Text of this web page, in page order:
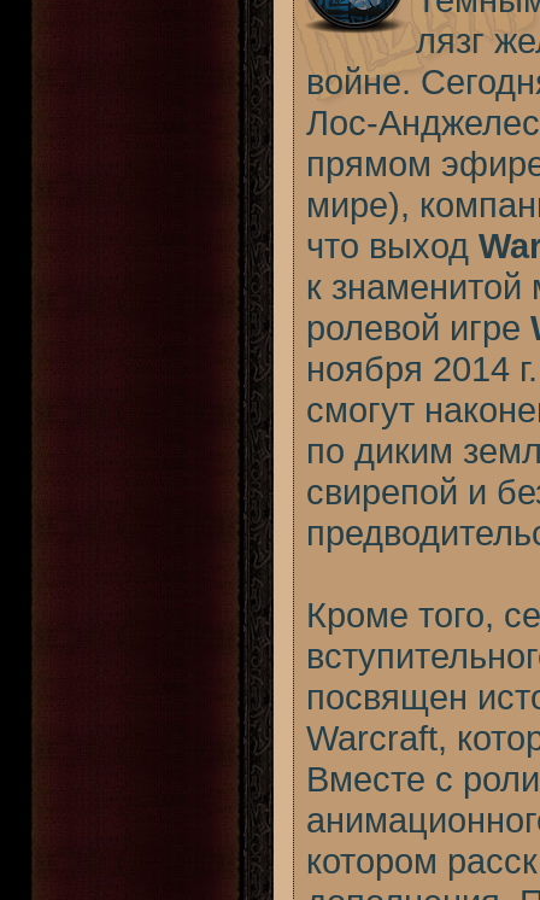
лязг
войне.
Лос-
прямом
мире),
что выход
к знаменитой
ролевой игре
ноября 2014
смогут
по диким
свирепой и
Кроме того,
посвящен
Warcraft,
Вместе с
котором